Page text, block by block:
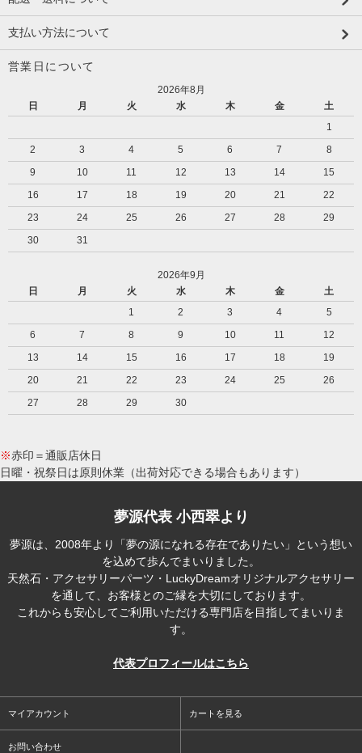
支払い方法について
営業日について
2026年8月
日
月 火 水 木 金
土
1
2
3 4 5 6 7
8
9
10 11 12 13 14
15
16
17 18 19 20 21
22
23
24 25 26 27 28
29
30
31
2026年9月
日
月 火 水 木 金
土
1
2 3 4
5
6
7 8 9 10 11
12
13
14 15 16 17 18
19
20
21 22 23 24 25
26
27
28 29 30
※赤印＝通販店休日
日曜・祝祭日は原則休業（出荷対応できる場合もあります）
夢源代表 小西翠より
夢源は、2008年より「夢の源になれる存在でありたい」という想い
を込めて歩んでまいりました。
天然石・アクセサリーパーツ・LuckyDreamオリジナルアクセサリー
を通して、お客様とのご縁を大切にしております。
これからも安心してご利用いただける専門店を目指してまいりま
す。
代表プロフィールはこちら
マイアカウント カートを見る
お問い合わせ